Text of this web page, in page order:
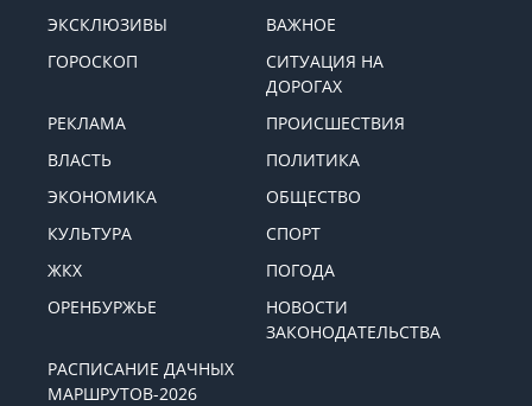
ЭКСКЛЮЗИВЫ
ВАЖНОЕ
ГОРОСКОП
СИТУАЦИЯ НА
ДОРОГАХ
РЕКЛАМА
ПРОИСШЕСТВИЯ
ВЛАСТЬ
ПОЛИТИКА
ЭКОНОМИКА
ОБЩЕСТВО
КУЛЬТУРА
СПОРТ
ЖКХ
ПОГОДА
ОРЕНБУРЖЬЕ
НОВОСТИ
ЗАКОНОДАТЕЛЬСТВА
РАСПИСАНИЕ ДАЧНЫХ
МАРШРУТОВ-2026